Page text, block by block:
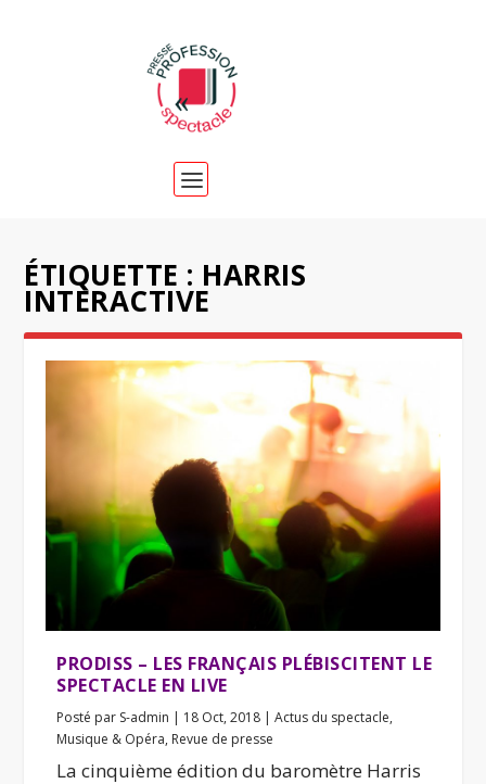
ÉTIQUETTE : HARRIS
INTERACTIVE
PRODISS – LES FRANÇAIS PLÉBISCITENT LE
SPECTACLE EN LIVE
Posté par S-admin | 18 Oct, 2018 |Actus du spectacle,
Musique & Opéra, Revue de presse
La cinquième édition du baromètre Harris